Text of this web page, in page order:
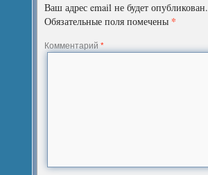
Ваш адрес email не будет опубликован.
Обязательные поля помечены *
Комментарий*